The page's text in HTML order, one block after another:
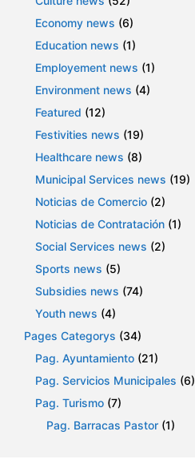
Economy news (6)
Education news (1)
Employement news (1)
Environment news (4)
Featured (12)
Festivities news (19)
Healthcare news (8)
Municipal Services news (19)
Noticias de Comercio (2)
Noticias de Contratación (1)
Social Services news (2)
Sports news (5)
Subsidies news (74)
Youth news (4)
Pages Categorys (34)
Pag. Ayuntamiento (21)
Pag. Servicios Municipales (6)
Pag. Turismo (7)
Pag. Barracas Pastor (1)